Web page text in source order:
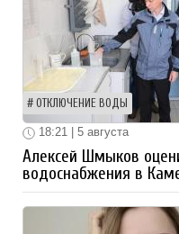
ОТКЛЮЧЕНИЕ ВОДЫ
18:21 | 5 августа
Алексей Шмыков
водоснабжения в